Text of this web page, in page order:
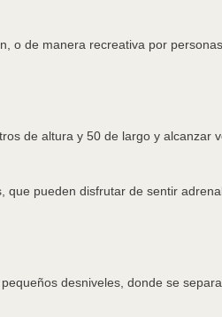
o de manera recreativa por
de altura y 50 de largo y alcanzar
que pueden disfrutar de sentir
desniveles, donde se